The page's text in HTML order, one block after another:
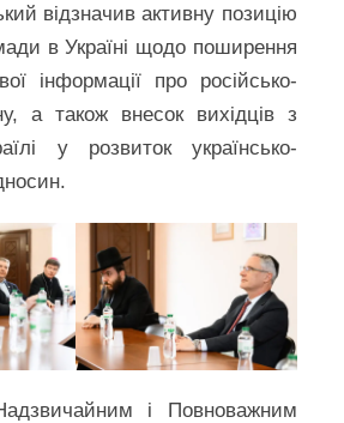
відзначив активну позицію
в Україні щодо поширення
інформації про російсько-
а також внесок вихідців з
у розвиток українсько-
і Повноважним